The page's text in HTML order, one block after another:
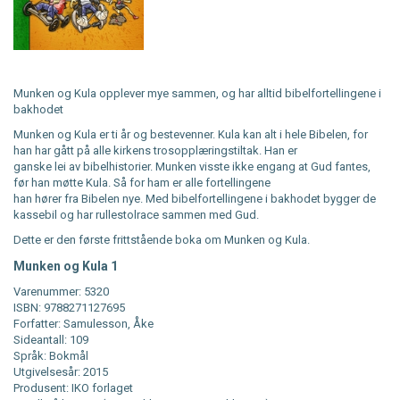
Munken og Kula opplever mye sammen, og har alltid bibelfortellingene i
bakhodet
Munken og Kula er ti år og bestevenner. Kula kan alt i hele Bibelen, for
han har gått på alle kirkens trosopplæringstiltak. Han er
ganske lei av bibelhistorier. Munken visste ikke engang at Gud fantes,
før han møtte Kula. Så for ham er alle fortellingene
han hører fra Bibelen nye. Med bibelfortellingene i bakhodet bygger de
kassebil og har rullestolrace sammen med Gud.
Dette er den første frittstående boka om Munken og Kula.
Munken og Kula 1
Varenummer: 5320
ISBN: 9788271127695
Forfatter: Samulesson, Åke
Sideantall: 109
Språk: Bokmål
Utgivelsesår: 2015
Produsent: IKO forlaget